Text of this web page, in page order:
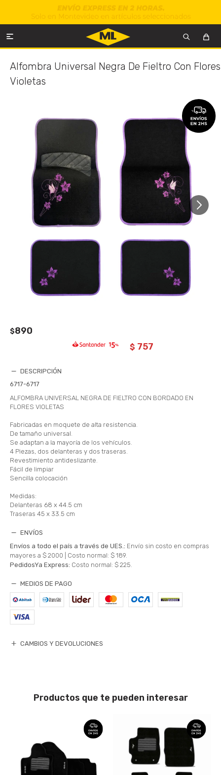

Alfombra Universal Negra De Fieltro Con Flores
Violetas
$890
$ 757
DESCRIPCIÓN
6717-6717
ALFOMBRA UNIVERSAL NEGRA DE FIELTRO CON BORDADO EN
FLORES VIOLETAS
Fabricadas en moquete de alta resistencia.
De tamaño universal.
Se adaptan a la mayoría de los vehículos.
4 Piezas, dos delanteras y dos traseras.
Revestimiento antideslizante.
Fácil de limpiar
Sencilla colocación
Medidas:
Delanteras 68 x 44.5 cm
Traseras 45 x 33.5 cm
ENVÍOS
Envíos a todo el país a través de UES.: Envío sin costo en compras
mayores a $ 2000 | Costo normal: $ 189.
PedidosYa Express: Costo normal: $ 225.
MEDIOS DE PAGO
CAMBIOS Y DEVOLUCIONES
Productos que te pueden interesar